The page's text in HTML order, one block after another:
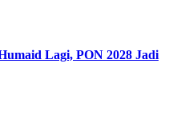
Lagi, PON 2028 Jadi